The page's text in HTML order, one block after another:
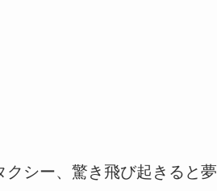
シー、驚き飛び起きると夢